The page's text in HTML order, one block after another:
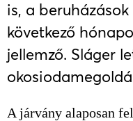
is, a
következő
jellemző. Sláger
A járvány alaposan